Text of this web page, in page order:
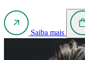
Saiba mais